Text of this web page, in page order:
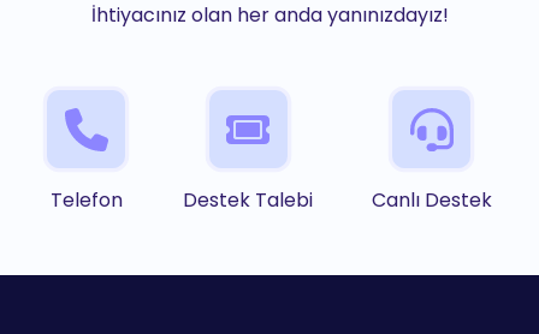
İhtiyacınız olan her anda yanınızdayız!
Telefon Destek Talebi Canlı Destek